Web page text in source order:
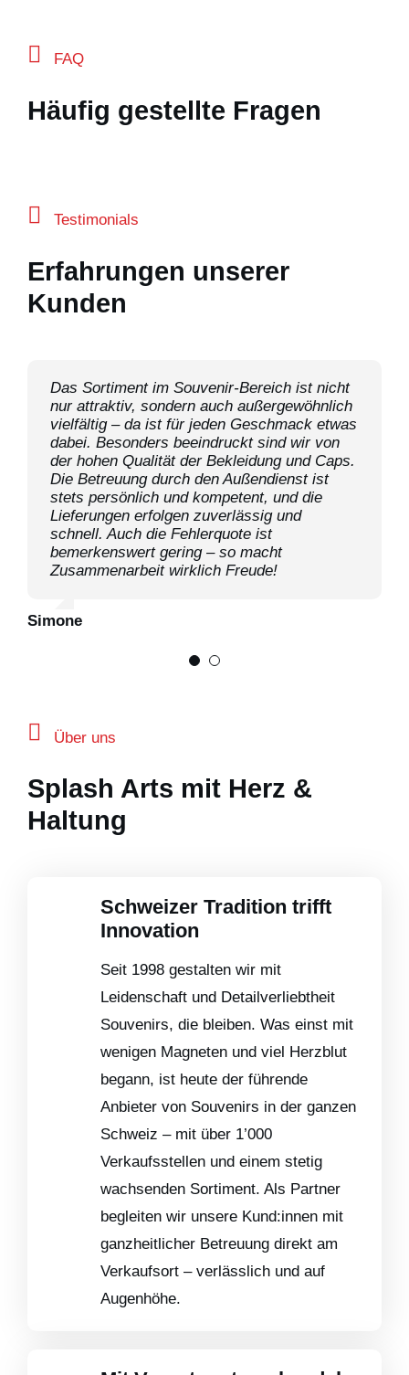
FAQ
Häufig gestellte Fragen
Testimonials
Erfahrungen unserer
Kunden
Das Sortiment im Souvenir-Bereich ist nicht
nur attraktiv, sondern auch außergewöhnlich
vielfältig – da ist für jeden Geschmack etwas
dabei. Besonders beeindruckt sind wir von
der hohen Qualität der Bekleidung und Caps.
Die Betreuung durch den Außendienst ist
stets persönlich und kompetent, und die
Lieferungen erfolgen zuverlässig und
schnell. Auch die Fehlerquote ist
bemerkenswert gering – so macht
Zusammenarbeit wirklich Freude!
Simone
Ein attraktives und breit gefächertes
Sortiment an Souvenir-Artikeln, sehr gute
Qualität bei Bekleidung und Caps sowie eine
hervorragende Betreuung durch den
Aussendienst. Die Lieferung erfolgt schnell
und zuverlässig – bei äusserst geringer
Fehlerquote.
Migrol Basel-Weil
Über uns
Splash Arts mit Herz &
Haltung
Schweizer Tradition trifft
Innovation
Seit 1998 gestalten wir mit
Leidenschaft und Detailverliebtheit
Souvenirs, die bleiben. Was einst mit
wenigen Magneten und viel Herzblut
begann, ist heute der führende
Anbieter von Souvenirs in der ganzen
Schweiz – mit über 1’000
Verkaufsstellen und einem stetig
wachsenden Sortiment. Als Partner
begleiten wir unsere Kund:innen mit
ganzheitlicher Betreuung direkt am
Verkaufsort – verlässlich und auf
Augenhöhe.